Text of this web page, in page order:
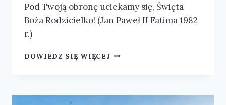
Pod Twoją obronę uciekamy się, Święta
Boża Rodzicielko! (Jan Paweł II Fatima 1982
r.)
DOWIEDZ SIĘ WIĘCEJNABOŻEŃSTWO